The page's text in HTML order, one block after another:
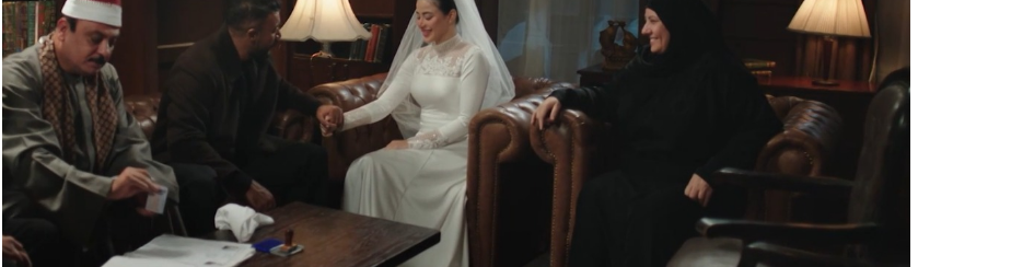
افتتاح أكبر صرح ديني في القوصية..
تحفة معمارية بتكلفة تجاوزت 20
ابني بطل وفخورة بيه.. أول ظهور لـ
عماد سائق التريلا مع والدته بعد
تصدره التريند| فيديو
فيديو
سائق التريلا يمنع كارثة فى اللحظات
الأخيرة .. أنقذ "جامبو"محملة
بالقطن على الطريق السريع| فيديو